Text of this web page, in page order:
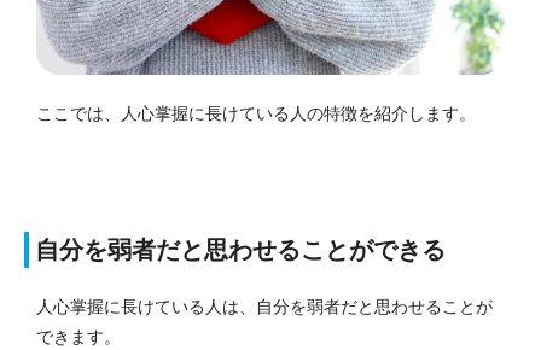
ここでは、人心掌握に長けている人の特徴を紹介します。
自分を弱者だと思わせることができる
人心掌握に長けている人は、自分を弱者だと思わせることが
できます。